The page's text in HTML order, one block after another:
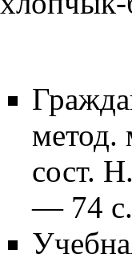
метод.
сост.
— 74 с.